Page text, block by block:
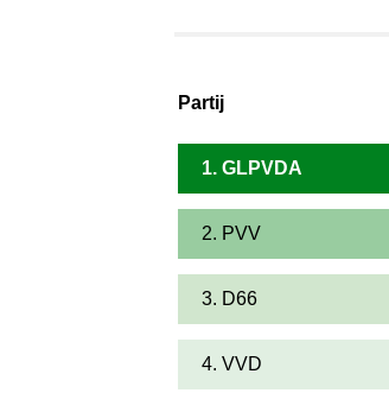
Partij
1. GLPVDA
2. PVV
3. D66
4. VVD